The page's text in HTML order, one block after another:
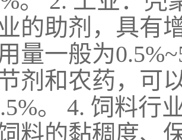
的助剂，具有
量一般为
剂和农药，可
。 4. 饲料行
料的黏稠度、